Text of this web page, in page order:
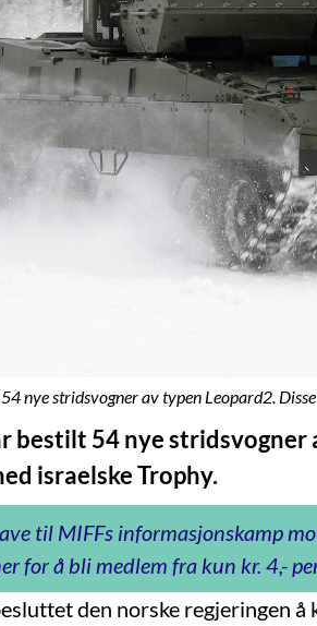
nye stridsvogner av typen Leopard2.
bestilt 54 nye stridsvogner
israelske Trophy.
til MIFFs informasjonskamp
for å bli medlem fra kun kr. 4,-
den norske regjeringen